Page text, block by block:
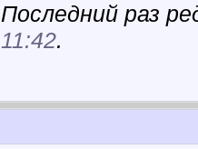
Последний раз
11:42.